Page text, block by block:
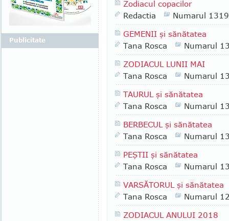
Zodiacul copacilor
Redactia
Numarul 1319
GEMENII şi sănătatea
Tana Rosca
Numarul
ZODIACUL LUNII MAI
Tana Rosca
Numarul
TAURUL şi sănătatea
Tana Rosca
Numarul
BERBECUL şi sănătatea
Tana Rosca
Numarul
PEŞTII şi sănătatea
Tana Rosca
Numarul
VARSĂTORUL şi sănătatea
Tana Rosca
Numarul
ZODIACUL ANULUI 2018
Publicitate